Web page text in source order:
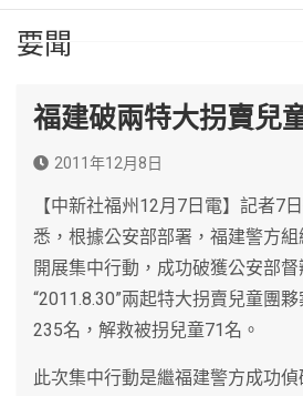
要聞
福建破兩特大拐賣兒
2011年12月8日
【中新社福州12月7日電】記者7
悉，根據公安部部署，福建警方
開展集中行動，成功破獲公安部督
“2011.8.30”兩起特大拐賣兒童團
235名，解救被拐兒童71名。
此次集中行動是繼福建警方成功偵